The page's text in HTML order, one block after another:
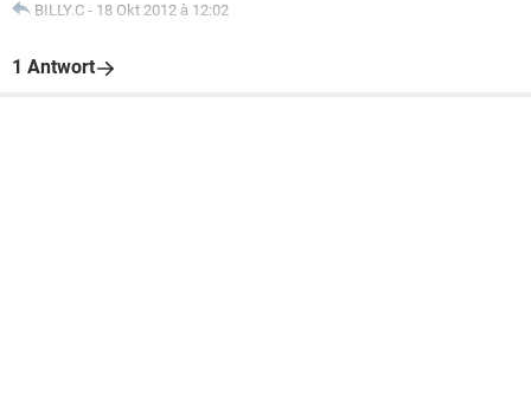
BILLY.C - 18 Okt 2012 à 12:02
1 Antwort